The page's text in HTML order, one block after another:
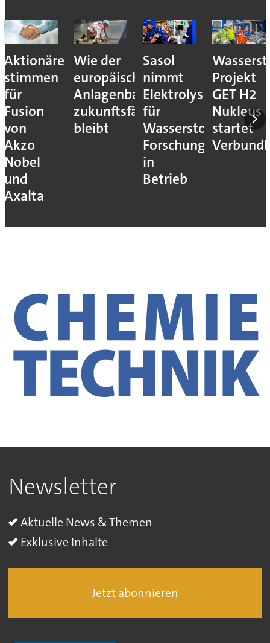
Aktionäre
stimmen
für
Fusion
von
Akzo
Nobel
und
Axalta
Wie der
europäische
Anlagenbau
zukunftsfähig
bleibt
Sasol
nimmt
Elektrolyseur
für
Wasserstoff-
Forschung
in
Betrieb
Projekt
GET H2
Nukleus
startet
Newsletter
Aktuelle News & Themen
Exklusive Inhalte
Jetzt abonnieren